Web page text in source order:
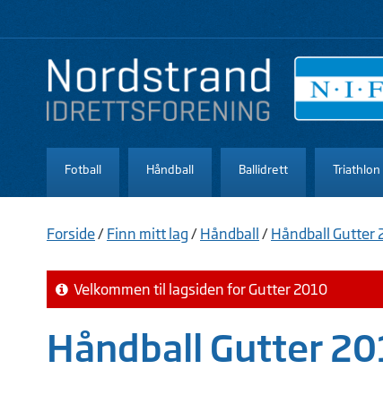
Fotball Håndball Ballidrett Triathlon
Forside/ Finn mitt lag / Håndball / Håndball Gutter
Velkommen til lagsiden for Gutter 2010
Håndball Gutter